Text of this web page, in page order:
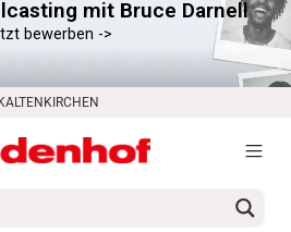
mit Bruce Darnell
bewerben ->
KALTENKIRCHEN